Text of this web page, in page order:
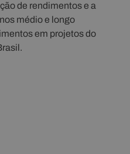
de rendimentos e a
médio e longo
em projetos do